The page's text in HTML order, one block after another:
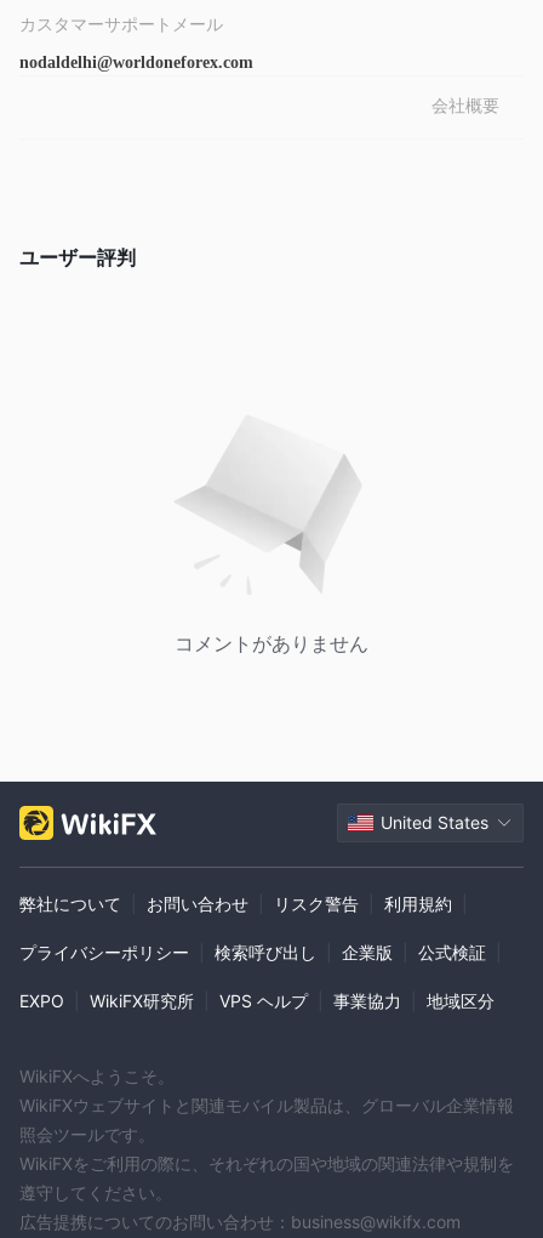
取引プラットフォーム
WorldOne Forex は独自のオンライン取引アカウントプラットフ
ォームを提供しており、現在はWebログインのみをサポートして
WorldOne Forex は2つの連絡方法を提供しています。ユーザーは
WorldOne Forexは、海外旅行やビジネス目的で通貨を交換する予
定の人々に適しています。WorldOne Forexは、ユーザーにさまざ
まな外国為替サービスを提供しています。
WorldOne Forexは安全ですか？
ん。
リスク警告
すべての取引は、利益を得るための見積もり価格の差に基づいて
行われるため、一定のリスクがあります。注意してください！
カスタマーサポートメール
nodaldelhi@worldoneforex.com
会社概要
ユーザー評判
コメントがありません
United States
弊社について お問い合わせ リスク警告 利用規約
プライバシーポリシー 検索呼び出し 企業版 公式検証
EXPO WikiFX研究所 VPS ヘルプ 事業協力 地域区分
WikiFXへようこそ。
WikiFXウェブサイトと関連モバイル製品は、グローバル企業情報
照会ツールです。
WikiFXをご利用の際に、それぞれの国や地域の関連法律や規制を
遵守してください。
広告提携についてのお問い合わせ：business@wikifx.com